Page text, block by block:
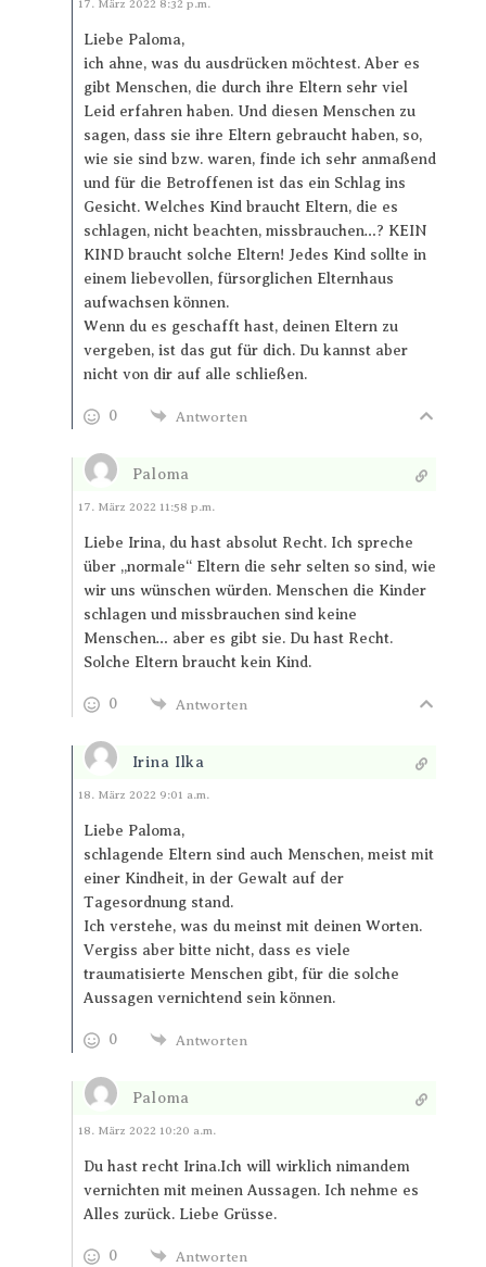
17. März 2022 8:32 p.m.
Liebe Paloma,
ich ahne, was du ausdrücken möchtest. Aber es
gibt Menschen, die durch ihre Eltern sehr viel
Leid erfahren haben. Und diesen Menschen zu
sagen, dass sie ihre Eltern gebraucht haben, so,
wie sie sind bzw. waren, finde ich sehr anmaßend
und für die Betroffenen ist das ein Schlag ins
Gesicht. Welches Kind braucht Eltern, die es
schlagen, nicht beachten, missbrauchen…? KEIN
KIND braucht solche Eltern! Jedes Kind sollte in
einem liebevollen, fürsorglichen Elternhaus
aufwachsen können.
Wenn du es geschafft hast, deinen Eltern zu
vergeben, ist das gut für dich. Du kannst aber
nicht von dir auf alle schließen.
0 Antworten
Paloma
Antworten
17. März 2022 11:58 p.m.
Liebe Irina, du hast absolut Recht. Ich spreche
über „normale“ Eltern die sehr selten so sind, wie
wir uns wünschen würden. Menschen die Kinder
schlagen und missbrauchen sind keine
Menschen… aber es gibt sie. Du hast Recht.
Solche Eltern braucht kein Kind.
0 Antworten
Irina Ilka
Antworten
18. März 2022 9:01 a.m.
Liebe Paloma,
schlagende Eltern sind auch Menschen, meist mit
einer Kindheit, in der Gewalt auf der
Tagesordnung stand.
Ich verstehe, was du meinst mit deinen Worten.
Vergiss aber bitte nicht, dass es viele
traumatisierte Menschen gibt, für die solche
Aussagen vernichtend sein können.
0 Antworten
Paloma
Antworten
18. März 2022 10:20 a.m.
Du hast recht Irina.Ich will wirklich nimandem
vernichten mit meinen Aussagen. Ich nehme es
Alles zurück. Liebe Grüsse.
0 Antworten